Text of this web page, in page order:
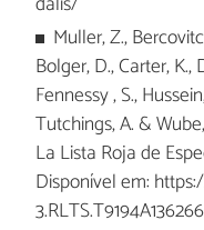
Muller, Z.,
Bolger, D., Carter, K.,
Fennessy , S.,
Tutchings, A. &
La Lista Roja de
Disponível em: